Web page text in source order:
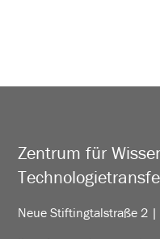
Zentrum für
Neue Stiftingtalstraße 2 |